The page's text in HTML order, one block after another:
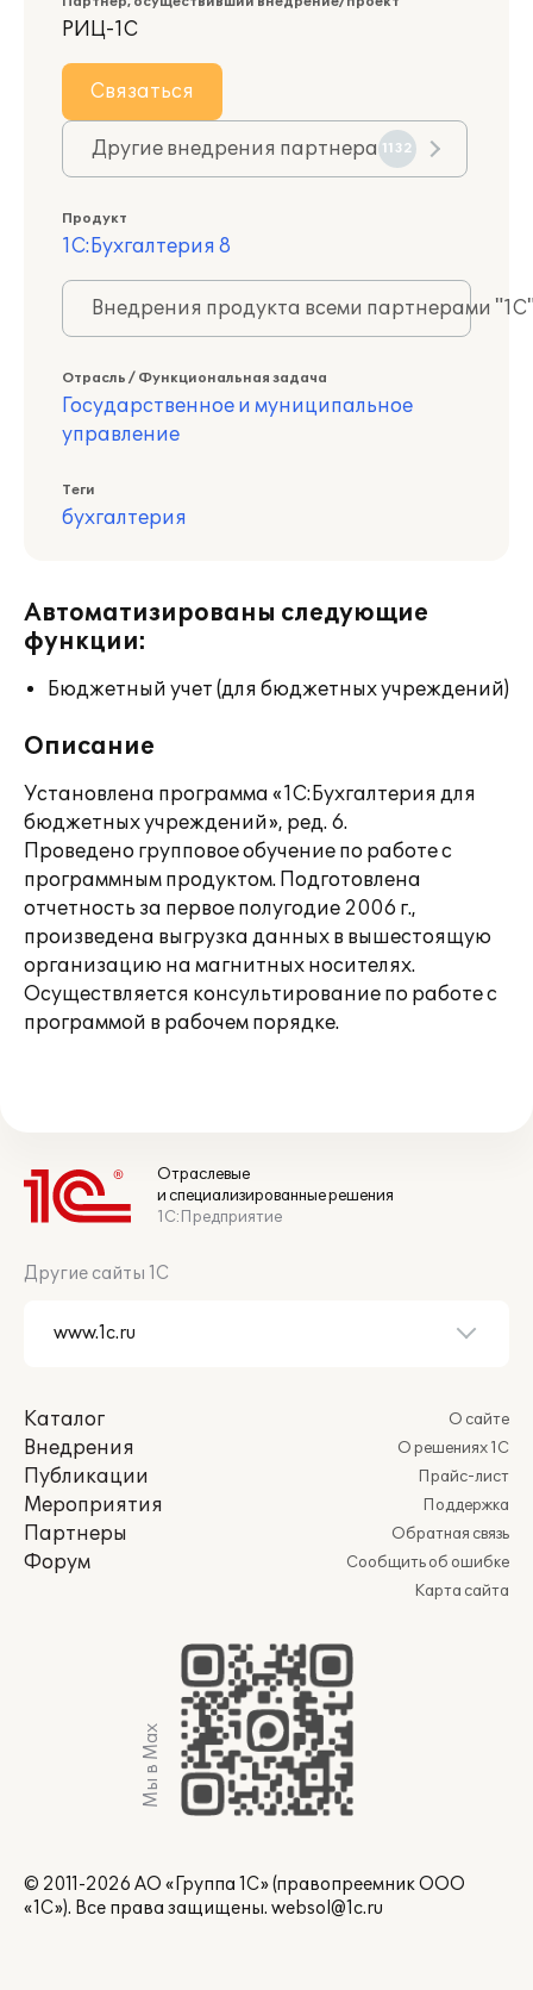
РИЦ-1С
Связаться
Другие внедрения партнера 1132
Продукт
1С:Бухгалтерия 8
Внедрения продукта всеми партнерами
Отрасль / Функциональная задача
Государственное и муниципальное
управление
Теги
бухгалтерия
Автоматизированы следующие
функции:
Бюджетный учет (для бюджетных учреждений)
Описание
Установлена программа «1С:Бухгалтерия для
бюджетных учреждений», ред. 6.
Проведено групповое обучение по работе с
программным продуктом. Подготовлена
отчетность за первое полугодие 2006 г.,
произведена выгрузка данных в вышестоящую
организацию на магнитных носителях.
Осуществляется консультирование по работе с
программой в рабочем порядке.
Отраслевые
и специализированные решения
1С:Предприятие
Другие сайты 1С
Каталог
Внедрения
Публикации
Мероприятия
Партнеры
Форум
О сайте
О решениях 1С
Прайс-лист
Поддержка
Обратная связь
Сообщить об ошибке
Карта сайта
Мы в Max
© 2011-2026 АО «Группа 1С» (правопреемник ООО
«1С»). Все права защищены. websol@1c.ru